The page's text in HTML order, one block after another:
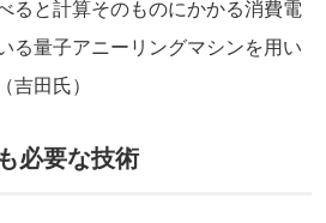
ると計算そのものにかかる消費電
る量子アニーリングマシンを用い
吉田氏）
必要な技術